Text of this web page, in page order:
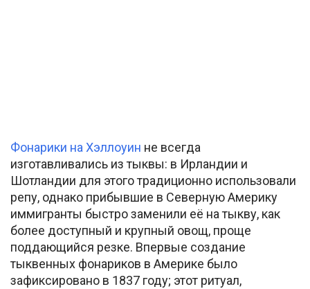
Фонарики на Хэллоуин не всегда
изготавливались из тыквы: в Ирландии и
Шотландии для этого традиционно использовали
репу, однако прибывшие в Северную Америку
иммигранты быстро заменили её на тыкву, как
более доступный и крупный овощ, проще
поддающийся резке. Впервые создание
тыквенных фонариков в Америке было
зафиксировано в 1837 году; этот ритуал,